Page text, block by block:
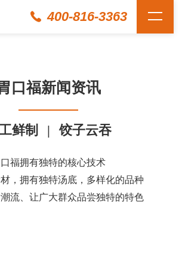
400-816-3363
口福新闻资讯
鲜制 | 饺子云吞
口福拥有独特的核心技术
，拥有独特汤底，多样化的品种
流、让广大群众品尝独特的特色